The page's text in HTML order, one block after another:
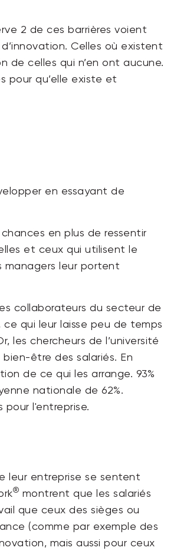
2 de ces barrières voient
Celles où existent
de celles qui n’en ont aucune.
pour qu’elle existe et
en essayant de
en plus de ressentir
et ceux qui utilisent le
managers leur portent
collaborateurs du secteur de
qui leur laisse peu de temps
les chercheurs de l’université
être des salariés. En
de ce qui les arrange. 93%
nationale de 62%.
pour l'entreprise.
leur entreprise se sentent
® montrent que les salariés
que ceux des sièges ou
(comme par exemple des
mais aussi pour ceux